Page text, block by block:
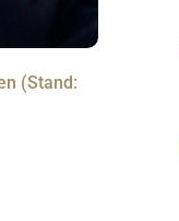
(Stand: